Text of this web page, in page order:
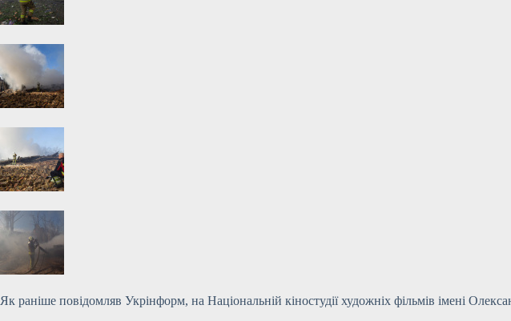
Як раніше повідомляв Укрінформ, на Національній кіностудії художніх фільмів імені